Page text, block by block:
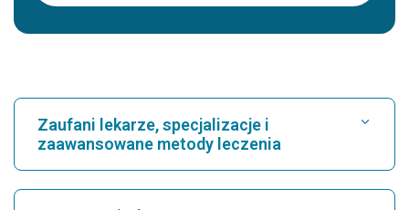
Zaufani lekarze, specjalizacje i
zaawansowane metody leczenia
Znajdź szpital